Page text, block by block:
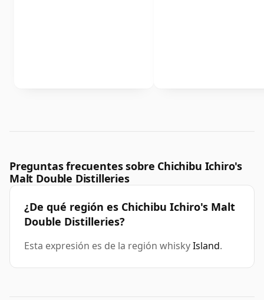
Preguntas frecuentes sobre Chichibu Ichiro's
Malt Double Distilleries
¿De qué región es Chichibu Ichiro's Malt
Double Distilleries?
Esta expresión es de la región whiskyIsland.